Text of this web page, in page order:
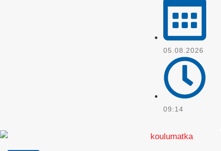
05.08.2026
09:14